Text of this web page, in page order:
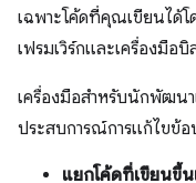
เฉพาะโค้ดที่คุณเขียนได้
เฟรมเวิร์กและเครื่องมือ
เครื่องมือสำหรับนักพัฒน
ประสบการณ์การแก้ไขข้
แยกโค้ดที่เขียนขึ้